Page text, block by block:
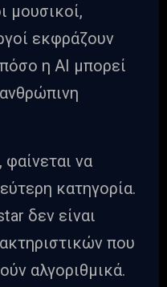
μουσικοί,
εκφράζουν
η AI μπορεί
να
κατηγορία.
δεν είναι
που
αλγοριθμικά.